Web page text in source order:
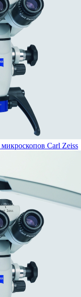
микроскопов Carl Zeiss